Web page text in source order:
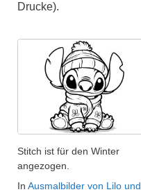
Drucke).
Stitch ist für den Winter
angezogen.
In Ausmalbilder von Lilo und